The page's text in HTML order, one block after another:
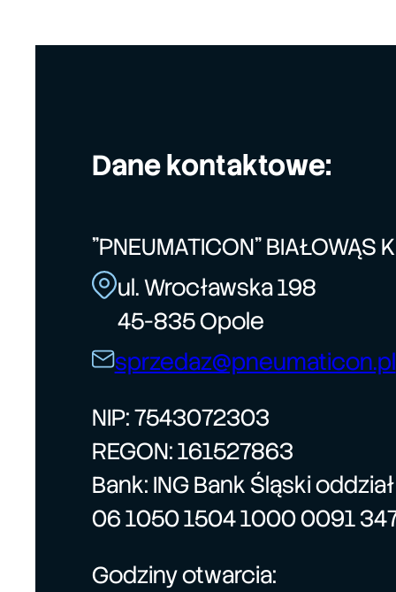
Dane kontaktowe:
"PNEUMATICON" BIAŁOWĄS
ul. Wrocławska 198
45-835 Opole
sprzedaz@pneumaticon.pl
NIP: 7543072303
REGON: 161527863
Bank: ING Bank Śląski
06 1050 1504 1000 0091
Godziny otwarcia: